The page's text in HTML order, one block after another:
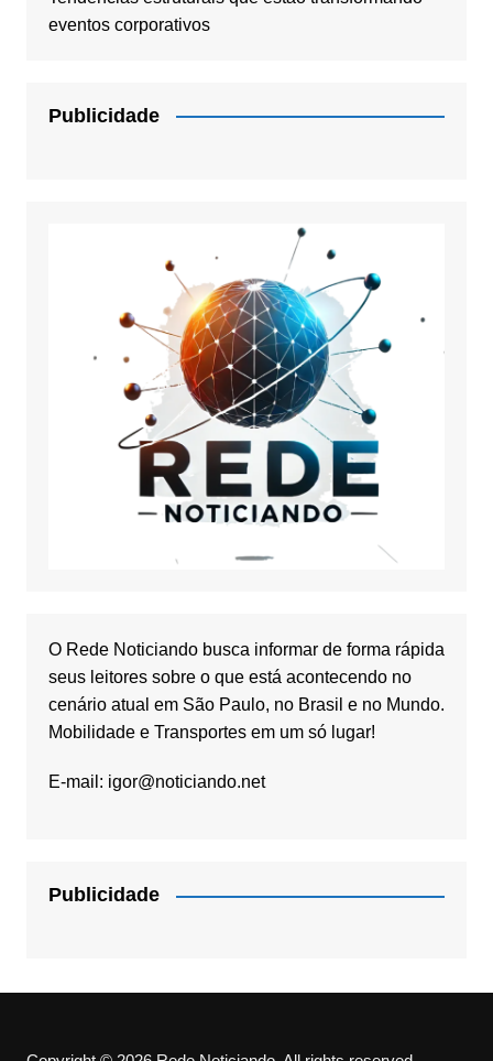
eventos corporativos
Publicidade
O Rede Noticiando busca informar de forma rápida
seus leitores sobre o que está acontecendo no
cenário atual em São Paulo, no Brasil e no Mundo.
Mobilidade e Transportes em um só lugar!
E-mail: igor@noticiando.net
Publicidade